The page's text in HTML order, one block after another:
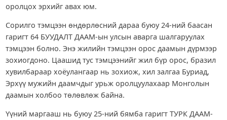
оролцох эрхийг авах юм.
Сорилго тэмцээн өндөрлөсний дараа буюу 24-ний баасан
гаригт 64 БУУДАЛТ ДААМ-ын улсын аварга шалгаруулах
тэмцээн болно. Энэ жилийн тэмцээн орос даамын дүрмээр
зохиогдоно. Цаашид тус тэмцээнийг жил бүр орос, бразил
хувилбараар хоёулангаар нь зохиож, хил залгаа Буриад,
Эрхүү мужийн даамчдыг урьж оролцуулахаар Монголын
даамын холбоо төлөвлөж байна.
Үүний маргааш нь буюу 25-ний бямба гаригт ТУРК ДААМ-